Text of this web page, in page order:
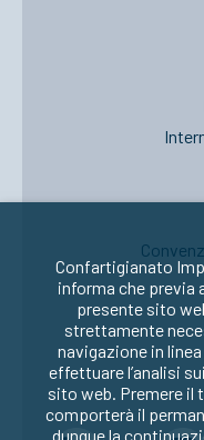
Confartigianato
informa che previa
presente sito
strettamente
navigazione in
effettuare l’analisi
sito web. Premere il
comporterà il
dunque la